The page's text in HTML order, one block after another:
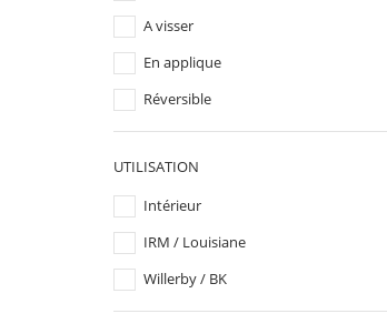
A visser
En applique
Réversible
UTILISATION
Intérieur
IRM / Louisiane
Willerby / BK